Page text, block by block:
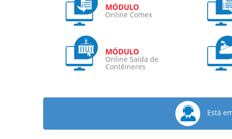
Online Comex
Online Saída de
Contêineres
Está